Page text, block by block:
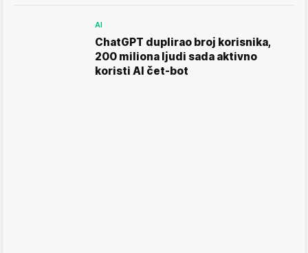
AI
ChatGPT duplirao broj korisnika,
200 miliona ljudi sada aktivno
koristi AI čet-bot